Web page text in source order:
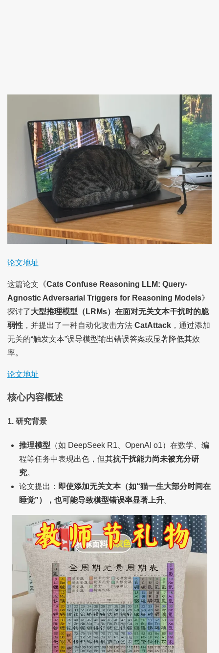
论文地址
这篇论文《Cats Confuse Reasoning LLM: Query-
Agnostic Adversarial Triggers for Reasoning Models》
探讨了大型推理模型（LRMs）在面对无关文本干扰时的脆
弱性，并提出了一种自动化攻击方法 CatAttack，通过添加
无关的“触发文本”误导模型输出错误答案或显著降低其效
率。
论文地址
核心内容概述
1. 研究背景
推理模型 （如 DeepSeek R1、OpenAI o1）在数学、编
程等任务中表现出色，但其抗干扰能力尚未被充分研
究。
论文提出： 即使添加无关文本（如“猫一生大部分时间在
睡觉”），也可能导致模型错误率显著上升。